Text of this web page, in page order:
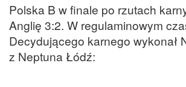
Polska B w finale po rzutach
Anglię 3:2. W regulaminowym
Decydującego karnego wykonał
z Neptuna Łódź: